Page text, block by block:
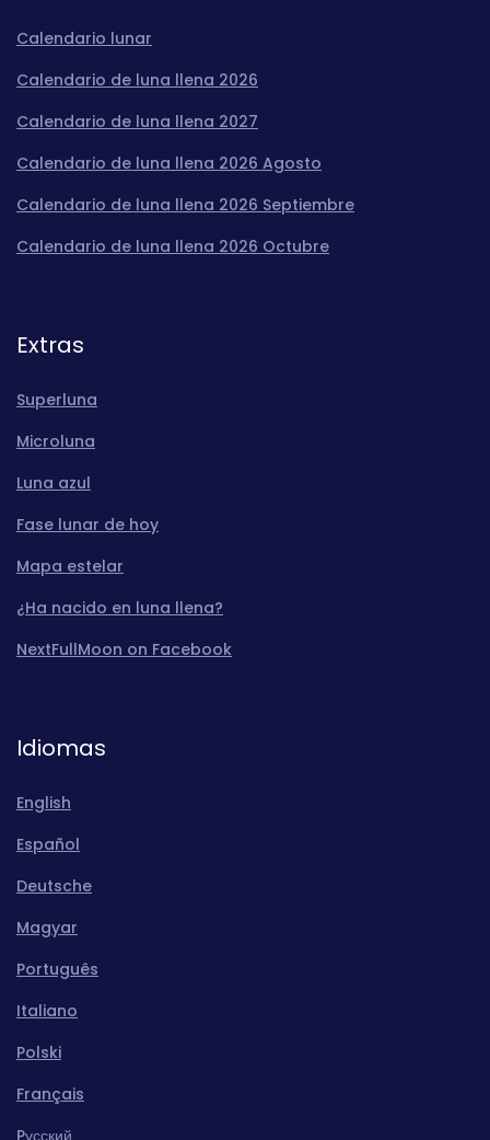
Calendario lunar
Calendario de luna llena 2026
Calendario de luna llena 2027
Calendario de luna llena 2026 Agosto
Calendario de luna llena 2026 Septiembre
Calendario de luna llena 2026 Octubre
Extras
Superluna
Microluna
Luna azul
Fase lunar de hoy
Mapa estelar
¿Ha nacido en luna llena?
NextFullMoon on Facebook
Idiomas
English
Español
Deutsche
Magyar
Português
Italiano
Polski
Français
Pусский